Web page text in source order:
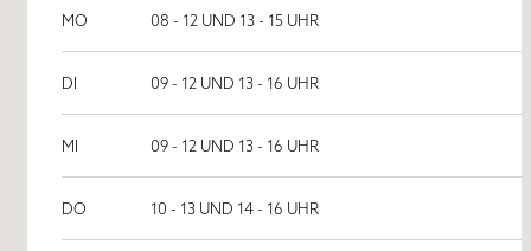
MO 08 - 12 UND 13 - 15 UHR
DI 09 - 12 UND 13 - 16 UHR
MI 09 - 12 UND 13 - 16 UHR
DO 10 - 13 UND 14 - 16 UHR